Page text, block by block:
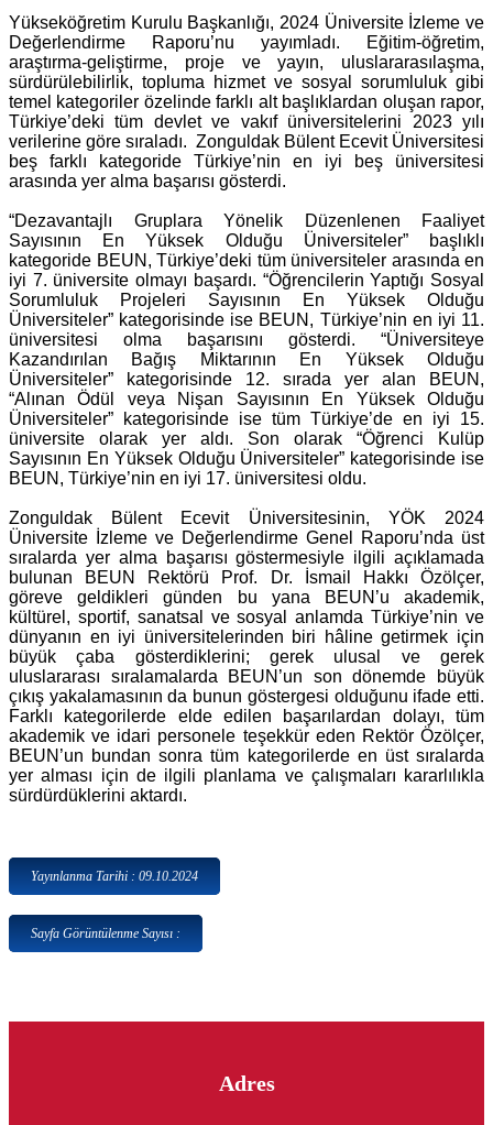
Yükseköğretim Kurulu Başkanlığı, 2024 Üniversite İzleme ve
Değerlendirme Raporu’nu yayımladı. Eğitim-öğretim,
araştırma-geliştirme, proje ve yayın, uluslararasılaşma,
sürdürülebilirlik, topluma hizmet ve sosyal sorumluluk gibi
temel kategoriler özelinde farklı alt başlıklardan oluşan rapor,
Türkiye’deki tüm devlet ve vakıf üniversitelerini 2023 yılı
verilerine göre sıraladı. Zonguldak Bülent Ecevit Üniversitesi
beş farklı kategoride Türkiye’nin en iyi beş üniversitesi
arasında yer alma başarısı gösterdi.
“Dezavantajlı Gruplara Yönelik Düzenlenen Faaliyet
Sayısının En Yüksek Olduğu Üniversiteler” başlıklı
kategoride BEUN, Türkiye’deki tüm üniversiteler arasında en
iyi 7. üniversite olmayı başardı. “Öğrencilerin Yaptığı Sosyal
Sorumluluk Projeleri Sayısının En Yüksek Olduğu
Üniversiteler” kategorisinde ise BEUN, Türkiye’nin en iyi 11.
üniversitesi olma başarısını gösterdi. “Üniversiteye
Kazandırılan Bağış Miktarının En Yüksek Olduğu
Üniversiteler” kategorisinde 12. sırada yer alan BEUN,
“Alınan Ödül veya Nişan Sayısının En Yüksek Olduğu
Üniversiteler” kategorisinde ise tüm Türkiye’de en iyi 15.
üniversite olarak yer aldı. Son olarak “Öğrenci Kulüp
Sayısının En Yüksek Olduğu Üniversiteler” kategorisinde ise
BEUN, Türkiye’nin en iyi 17. üniversitesi oldu.
Zonguldak Bülent Ecevit Üniversitesinin, YÖK 2024
Üniversite İzleme ve Değerlendirme Genel Raporu’nda üst
sıralarda yer alma başarısı göstermesiyle ilgili açıklamada
bulunan BEUN Rektörü Prof. Dr. İsmail Hakkı Özölçer,
göreve geldikleri günden bu yana BEUN’u akademik,
kültürel, sportif, sanatsal ve sosyal anlamda Türkiye’nin ve
dünyanın en iyi üniversitelerinden biri hâline getirmek için
büyük çaba gösterdiklerini; gerek ulusal ve gerek
uluslararası sıralamalarda BEUN’un son dönemde büyük
çıkış yakalamasının da bunun göstergesi olduğunu ifade etti.
Farklı kategorilerde elde edilen başarılardan dolayı, tüm
akademik ve idari personele teşekkür eden Rektör Özölçer,
BEUN’un bundan sonra tüm kategorilerde en üst sıralarda
yer alması için de ilgili planlama ve çalışmaları kararlılıkla
sürdürdüklerini aktardı.
Yayınlanma Tarihi : 09.10.2024
Sayfa Görüntülenme Sayısı :
Adres